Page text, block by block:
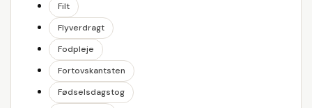
Filt
Flyverdragt
Fodpleje
Fortovskantsten
Fødselsdagstog